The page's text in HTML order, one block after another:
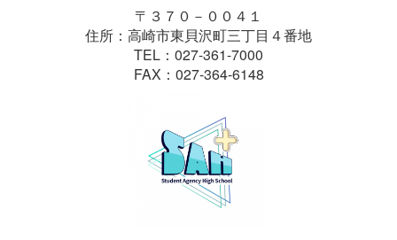
〒３７０－００４１
住所：高崎市東貝沢町三丁目４番地
TEL：027-361-7000
FAX：027-364-6148